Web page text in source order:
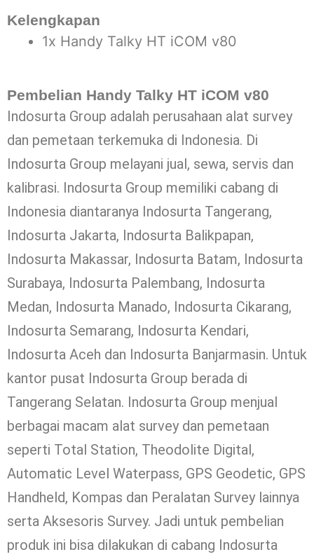
Kelengkapan
1x Handy Talky HT iCOM v80
Pembelian Handy Talky HT iCOM v80
Indosurta Group adalah perusahaan alat survey
dan pemetaan terkemuka di Indonesia. Di
Indosurta Group melayani jual, sewa, servis dan
kalibrasi. Indosurta Group memiliki cabang di
Indonesia diantaranya Indosurta Tangerang,
Indosurta Jakarta, Indosurta Balikpapan,
Indosurta Makassar, Indosurta Batam, Indosurta
Surabaya, Indosurta Palembang, Indosurta
Medan, Indosurta Manado, Indosurta Cikarang,
Indosurta Semarang, Indosurta Kendari,
Indosurta Aceh dan Indosurta Banjarmasin. Untuk
kantor pusat Indosurta Group berada di
Tangerang Selatan. Indosurta Group menjual
berbagai macam alat survey dan pemetaan
seperti Total Station, Theodolite Digital,
Automatic Level Waterpass, GPS Geodetic, GPS
Handheld, Kompas dan Peralatan Survey lainnya
serta Aksesoris Survey. Jadi untuk pembelian
produk ini bisa dilakukan di cabang Indosurta